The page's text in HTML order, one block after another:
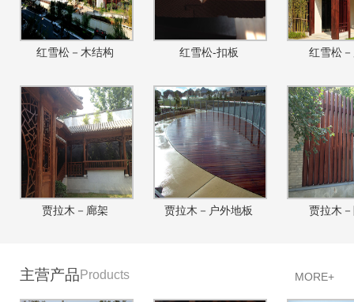
红雪松－木结构 红雪松-扣板 红雪松
贾拉木－廊架 贾拉木－户外地板 贾拉木
主营产品 Products MORE+